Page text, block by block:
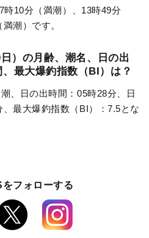
時10分（満潮）、13時49分
潮）です。
）の月齢、潮名、日の出
最大爆釣指数（BI）は？
、日の出時間：05時28分、日
最大爆釣指数（BI）：7.5とな
フォローする